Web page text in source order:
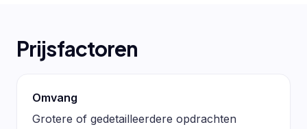
Prijsfactoren
Omvang
Grotere of gedetailleerdere opdrachten